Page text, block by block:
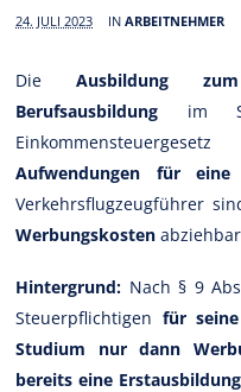
24. JULI 2023 INARBEITNEHMER
DieAusbildung
Berufsausbildung im
Aufwendungen für eine
Verkehrsflugzeugführer
Werbungskosten abziehbar
Hintergrund: Nach § 9
Steuerpflichtigen für
Studium nur dann
bereits eine Erstausbildung